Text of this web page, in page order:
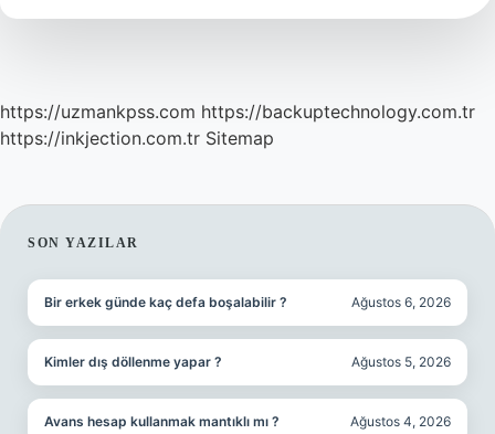
https://uzmankpss.com https://backuptechnology.com.tr
https://inkjection.com.tr Sitemap
SIDEBAR
SON YAZILAR
Bir erkek günde kaç defa boşalabilir ? Ağustos 6, 2026
Kimler dış döllenme yapar ? Ağustos 5, 2026
Avans hesap kullanmak mantıklı mı ? Ağustos 4, 2026